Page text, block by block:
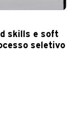
skills e soft
seletivo